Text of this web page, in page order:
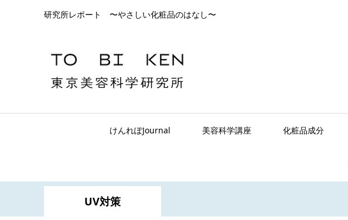
研究所レポート 〜やさしい化粧品のはなし〜
けんれぽJournal 美容科学講座 化粧品成分
UV対策